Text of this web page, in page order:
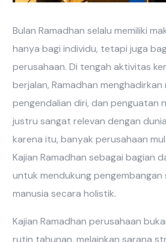
Bulan Ramadhan selalu memiliki
hanya bagi individu, tetapi juga
perusahaan. Di tengah aktivitas
berjalan, Ramadhan
pengendalian diri, dan penguatan
justru sangat relevan dengan
karena itu, banyak perusahaan
Kajian Ramadhan sebagai bagian
untuk mendukung pengembangan
manusia secara holistik.
Kajian Ramadhan perusahaan